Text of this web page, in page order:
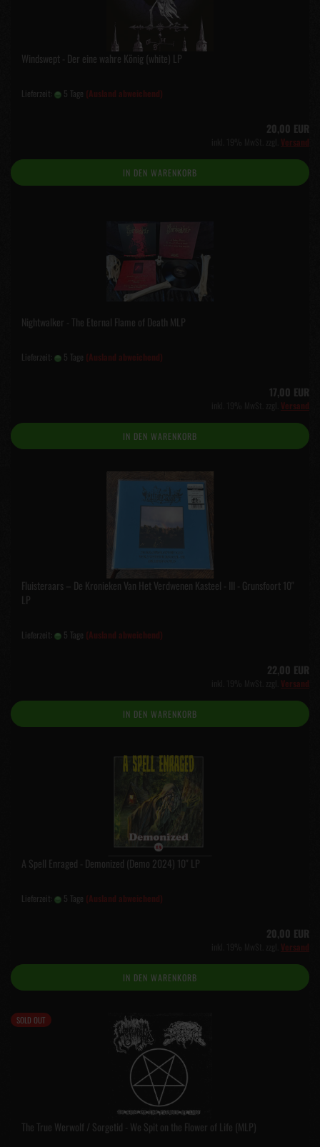
Windswept - Der eine wahre König (white) LP
Lieferzeit: 5 Tage (Ausland abweichend)
20,00 EUR
Versand
IN DEN WARENKORB
Nightwalker - The Eternal Flame of Death MLP
Lieferzeit: 5 Tage (Ausland abweichend)
17,00 EUR
Versand
IN DEN WARENKORB
Fluisteraars – De Kronieken Van Het Verdwenen Kasteel - III - Grunsfoort 10"
LP
Lieferzeit: 5 Tage (Ausland abweichend)
22,00 EUR
Versand
IN DEN WARENKORB
A Spell Enraged - Demonized (Demo 2024) 10" LP
Lieferzeit: 5 Tage (Ausland abweichend)
20,00 EUR
Versand
IN DEN WARENKORB
SOLD OUT
The True Werwolf / Sorgetid - We Spit on the Flower of Life (MLP)